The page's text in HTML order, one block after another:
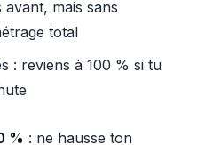
mais sans
total
: reviens à 100 % si tu
% : ne hausse ton